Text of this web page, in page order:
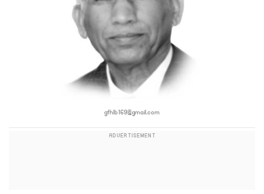
gfhlb169@gmail.com